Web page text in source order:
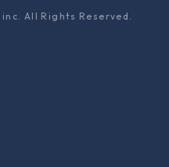
All Rights Reserved.